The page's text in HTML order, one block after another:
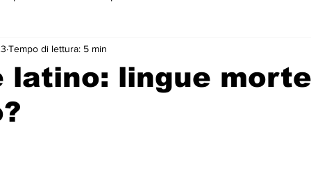
piano
latino: lingue
Tempo di lettura: 5 min